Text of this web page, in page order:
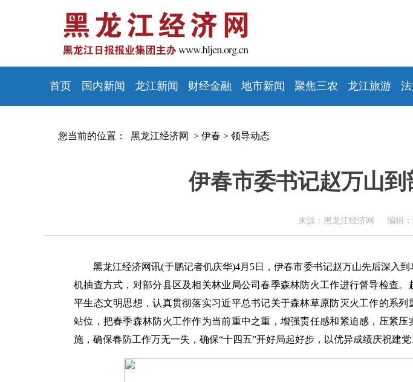
首页 国内新闻 龙江新闻 财经金融 地市新闻 聚焦三农 龙江旅游
您当前的位置： 黑龙江经济网 > 伊春 > 领导动态
伊春市委书记赵万山
来源：黑龙江经济网 编辑
黑龙江经济网讯(于鹏记者仉庆华)4月5日，伊春市委书记赵万山先后深入
机抽查方式，对部分县区及相关林业局公司春季森林防火工作进行督导检查。
平生态文明思想，认真贯彻落实习近平总书记关于森林草原防灭火工作的系
站位，把春季森林防火工作作为当前重中之重，增强责任感和紧迫感，压紧
施，确保春防工作万无一失，确保“十四五”开好局起好步，以优异成绩庆祝建党